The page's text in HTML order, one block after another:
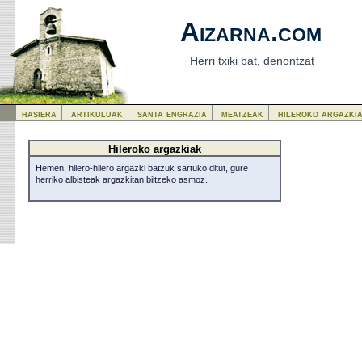
Aizarna.com
Herri txiki bat, denontzat
Hileroko argazkiak
Hemen, hilero-hilero argazki batzuk sartuko ditut, gure
herriko albisteak argazkitan biltzeko asmoz.
hasiera artikuluak santa engrazia meatzeak hileroko